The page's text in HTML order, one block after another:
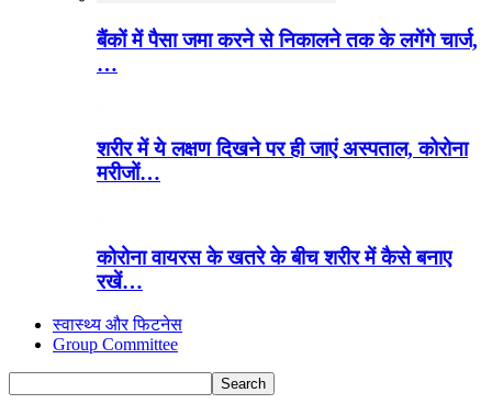
बैंकों में पैसा जमा करने से निकालने तक के लगेंगे चार्ज,
…
शरीर में ये लक्षण दिखने पर ही जाएं अस्पताल, कोरोना
मरीजों…
कोरोना वायरस के खतरे के बीच शरीर में कैसे बनाए
रखें…
स्वास्थ्य और फिटनेस
Group Committee